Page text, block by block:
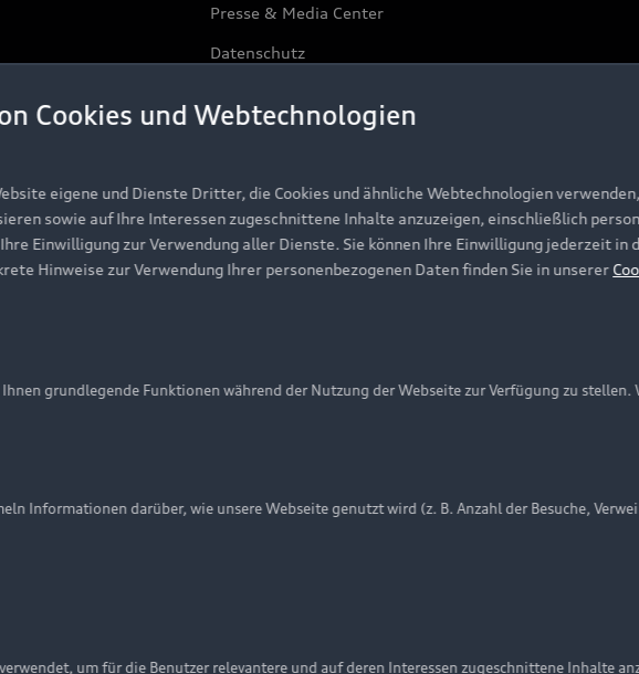
Presse & Media Center
Datenschutz
Datenschutzinformation Cookie-Einstellungen Cookie-
und Anordnung der Embleme am Fahrzeug bei allen Abbildungen auf dieser
Cookies und Webtechnologien
eigene und Dienste Dritter, die Cookies und ähnliche Webtechnologien
sowie auf Ihre Interessen zugeschnittene Inhalte anzuzeigen, einschließlich
Einwilligung zur Verwendung aller Dienste. Sie können Ihre Einwilligung jederzeit in
Hinweise zur Verwendung Ihrer personenbezogenen Daten finden Sie in unserer
grundlegende Funktionen während der Nutzung der Webseite zur Verfügung zu
Informationen darüber, wie unsere Webseite genutzt wird (z. B. Anzahl der Besuche,
um für die Benutzer relevantere und auf deren Interessen zugeschnittene Inhalte